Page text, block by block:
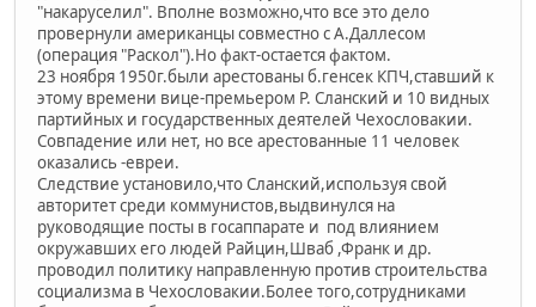
"накаруселил". Вполне возможно,что все это дело
провернули американцы совместно с А.Даллесом
(операция "Раскол").Но факт-остается фактом.
23 ноября 1950г.были арестованы б.генсек КПЧ,ставший к
этому времени вице-премьером Р. Сланский и 10 видных
партийных и государственных деятелей Чехословакии.
Совпадение или нет, но все арестованные 11 человек
оказались -евреи.
Следствие установило,что Сланский,используя свой
авторитет среди коммунистов,выдвинулся на
руководящие посты в госаппарате и под влиянием
окружавших его людей Райцин,Шваб ,Франк и др.
проводил политику направленную против строительства
социализма в Чехословакии.Более того,сотрудниками